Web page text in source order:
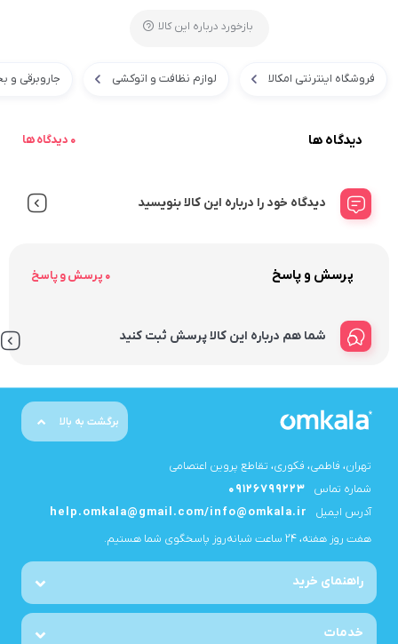
بازخورد درباره این کالا
فروشگاه اینترنتی امکالا لوازم نظافت و اتوکشی جاروبرقی و
دیدگاه ها 0 دیدگاه ها
دیدگاه خود را درباره این کالا بنویسید
پرسش و پاسخ 0 پرسش و پاسخ
شما هم درباره این کالا پرسش ثبت کنید
برگشت به بالا
تهران، فاطمی، فکوری، تقاطع پروین اعتصامی
شماره تماس
09126799223
آدرس ایمیل
help.omkala@gmail.com/info@omkala.ir
هفت روز هفته، ۲۴ ساعت شبانه‌روز پاسخگوی شما هستیم.
راهنمای خرید
خدمات